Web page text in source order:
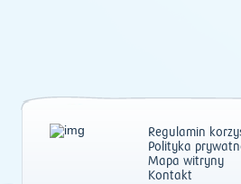
Regulamin
Polityka
Mapa witryny
Kontakt